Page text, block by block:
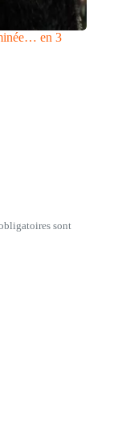
en 3
sont